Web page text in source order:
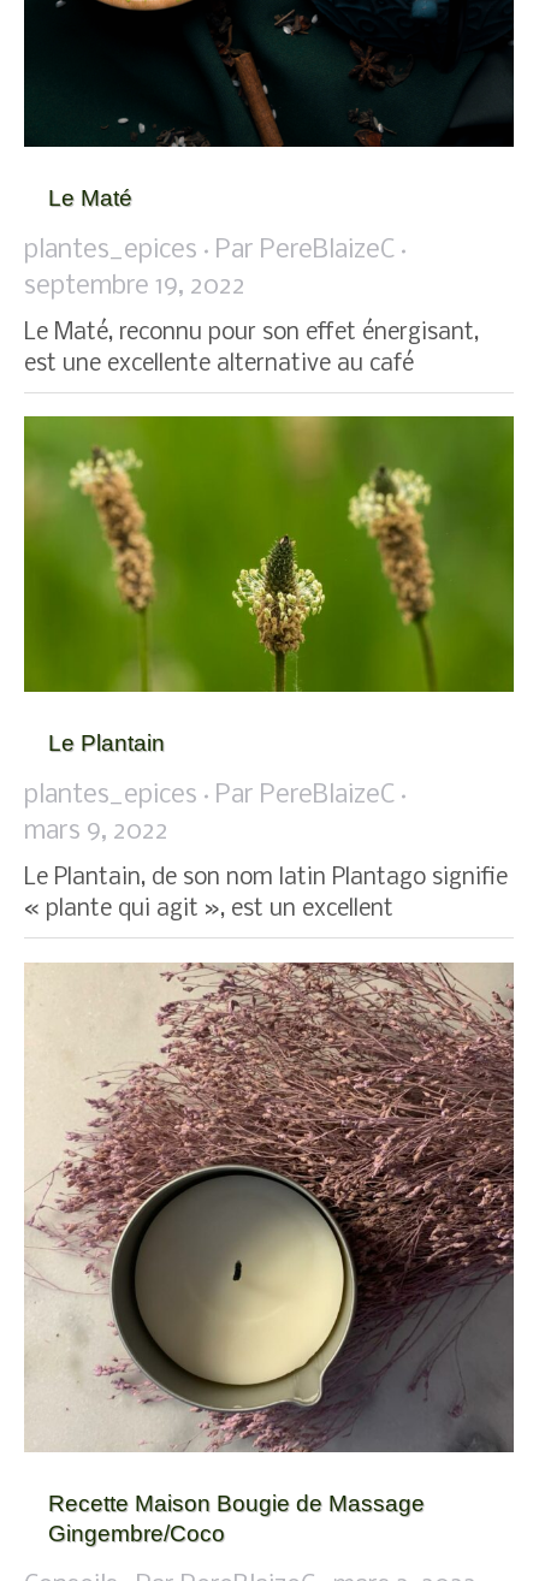
Le Maté
plantes_epices Par PereBlaizeC
septembre 19, 2022
Le Maté, reconnu pour son effet énergisant,
est une excellente alternative au café
Le Plantain
plantes_epices Par PereBlaizeC
mars 9, 2022
Le Plantain, de son nom latin Plantago signifie
« plante qui agit », est un excellent
Recette Maison Bougie de Massage
Gingembre/Coco